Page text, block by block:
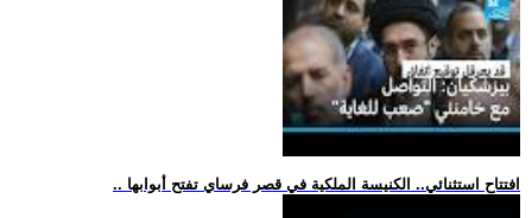
.. افتتاح استثنائي.. الكنيسة الملكية في قصر فرساي تفتح أبوابها